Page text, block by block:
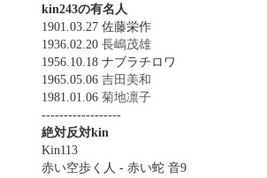
kin243の有名人
1901.03.27 佐藤栄作
1936.02.20 長嶋茂雄
1956.10.18 ナブラチロワ
1965.05.06 吉田美和
1981.01.06 菊地凛子
------------------
絶対反対kin
Kin113
赤い空歩く人 - 赤い蛇 音9